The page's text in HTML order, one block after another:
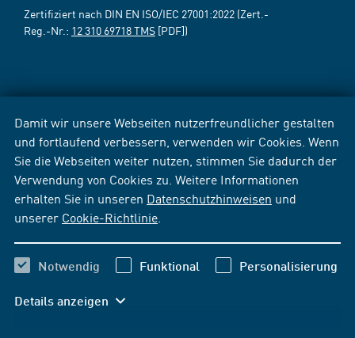
Damit wir unsere Webseiten nutzerfreundlicher gestalten
und fortlaufend verbessern, verwenden wir Cookies. Wenn
Sie die Webseiten weiter nutzen, stimmen Sie dadurch der
Verwendung von Cookies zu. Weitere Informationen
erhalten Sie in unseren Datenschutzhinweisen und
unserer Cookie-Richtlinie
Notwendig Funktional Personalisierung
Details anzeigen
Zertifiziert nach DIN EN ISO/IEC 27001:2022 (Zert.-
Reg.-Nr.: 12 310 69718 TMS [PDF])